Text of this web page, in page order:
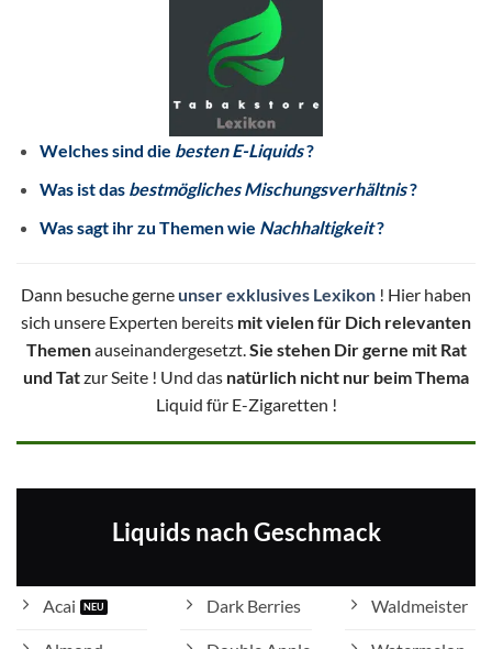
Welches sind die besten E-Liquids?
Was ist das bestmögliches Mischungsverhältnis?
Was sagt ihr zu Themen wie Nachhaltigkeit?
Dann besuche gerne unser exklusives Lexikon ! Hier haben
sich unsere Experten bereits mit vielen für Dich relevanten
Themenauseinandergesetzt.Sie stehen Dir gerne mit Rat
und Tatzur Seite ! Und das natürlich nicht nur beim Thema
Liquid für E-Zigaretten !
Liquids nach Geschmack
Acai Dark Berries Waldmeister